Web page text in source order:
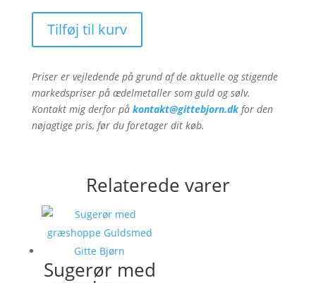
Tilføj til kurv
Priser er vejledende på grund af de aktuelle og stigende
markedspriser på ædelmetaller som guld og sølv.
Kontakt mig derfor på kontakt@gittebjorn.dkfor den
nøjagtige pris, før du foretager dit køb.
Relaterede varer
Sugerør med